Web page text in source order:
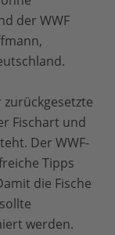
der WWF
Fischart und
Der WWF-
Tipps
die Fische
werden.